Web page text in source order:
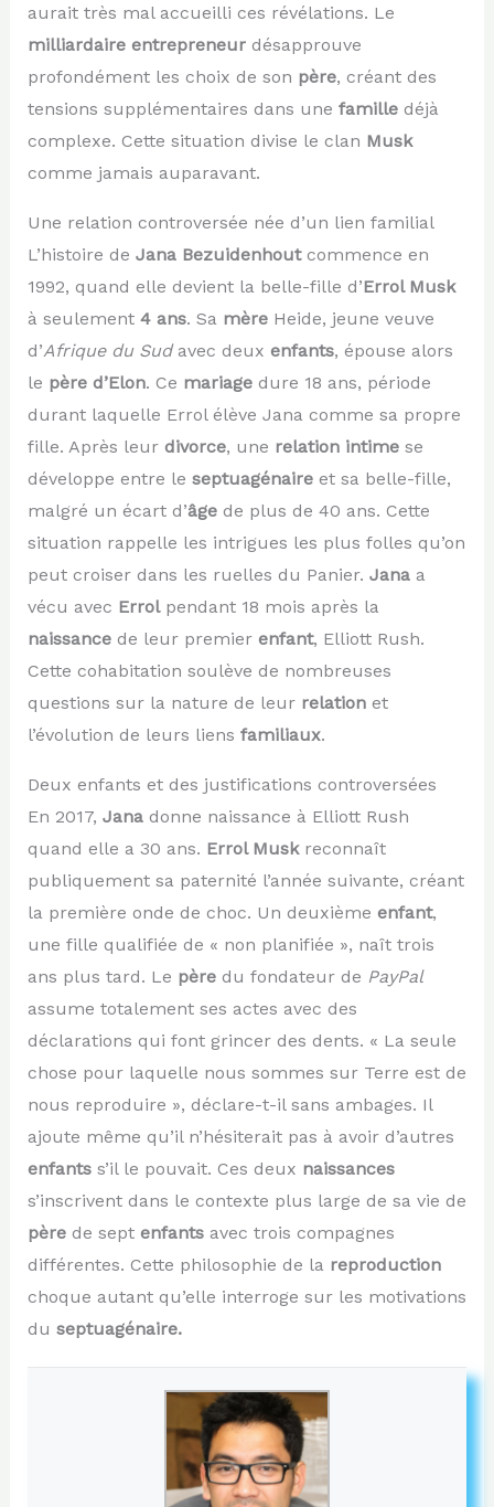
aurait très mal accueilli ces révélations. Le
milliardaire entrepreneurdésapprouve
profondément les choix de son père, créant des
tensions supplémentaires dans une familledéjà
complexe. Cette situation divise le clan Musk
comme jamais auparavant.
Une relation controversée née d’un lien familial
L’histoire de Jana Bezuidenhoutcommence en
1992, quand elle devient la belle-fille d’Errol Musk
à seulement 4 ans. Sa mèreHeide, jeune veuve
d’Afrique du Sudavec deux enfants, épouse alors
le père d’Elon. Ce mariagedure 18 ans, période
durant laquelle Errol élève Jana comme sa propre
fille. Après leur divorce, une relation intimese
développe entre le septuagénaireet sa belle-fille,
malgré un écart d’âgede plus de 40 ans. Cette
situation rappelle les intrigues les plus folles qu’on
peut croiser dans les ruelles du Panier. Janaa
vécu avec Errolpendant 18 mois après la
naissancede leur premier enfant, Elliott Rush.
Cette cohabitation soulève de nombreuses
questions sur la nature de leur relationet
l’évolution de leurs liens familiaux.
Deux enfants et des justifications controversées
En 2017, Janadonne naissance à Elliott Rush
quand elle a 30 ans. Errol Muskreconnaît
publiquement sa paternité l’année suivante, créant
la première onde de choc. Un deuxième enfant,
une fille qualifiée de « non planifiée », naît trois
ans plus tard. Le pèredu fondateur de PayPal
assume totalement ses actes avec des
déclarations qui font grincer des dents. « La seule
chose pour laquelle nous sommes sur Terre est de
nous reproduire », déclare-t-il sans ambages. Il
ajoute même qu’il n’hésiterait pas à avoir d’autres
enfantss’il le pouvait. Ces deux naissances
s’inscrivent dans le contexte plus large de sa vie de
pèrede sept enfantsavec trois compagnes
différentes. Cette philosophie de la reproduction
choque autant qu’elle interroge sur les motivations
du septuagénaire.